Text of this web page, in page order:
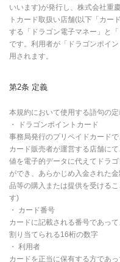
いいます)が発行し、株式会社重
トカード取扱い店舗(以下「カー
する「ドラゴン電子マネー」と
です。利用者が「ドラゴンポイ
用されます。
第2条 定義
本規約において使用する語句の定
・ ドラゴンポイントカード
事務局発行のプリペイドカード
カード販売者が運営する店舗に
値を電子的データに代えてドラ
ができ、あらかじめ入金された
品等の購入または提供を受ける
す)
・ カード番号
カードに記載される番号であっ
割り当てられる16桁の数字
・ 利用者
カードを正当に保有する方であ